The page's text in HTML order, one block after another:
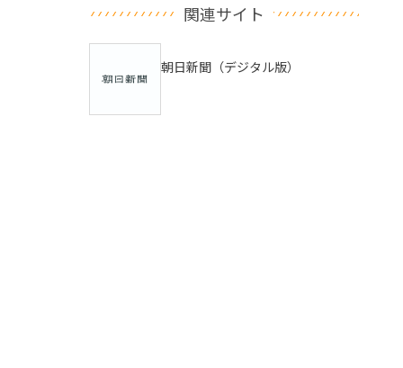
関連サイト
朝日新聞（デジタル版）